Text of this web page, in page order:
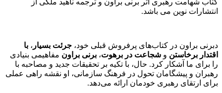
کتاب شهامت رهبری اثر برنی براون و ترجمه ناهید ملکی از
انتشارات نوین می باشد.
دبرنی براون در کتاب‌های پرفروش قبلی خود، جرئت بسیار ، با
اقتدار برخاستن و شجاعت در برهوت، برنی براون مفاهیمی بنیادی
را برای ما آشکار کرد. حال، با تکیه بر تحقیقات جدید و مصاحبه با
رهبران و پیشگامان تحول در فرهنگ سازمانی، او نقشه راهی عملی
برای ارتقای رهبری خودمان ارائه می‌دهد.